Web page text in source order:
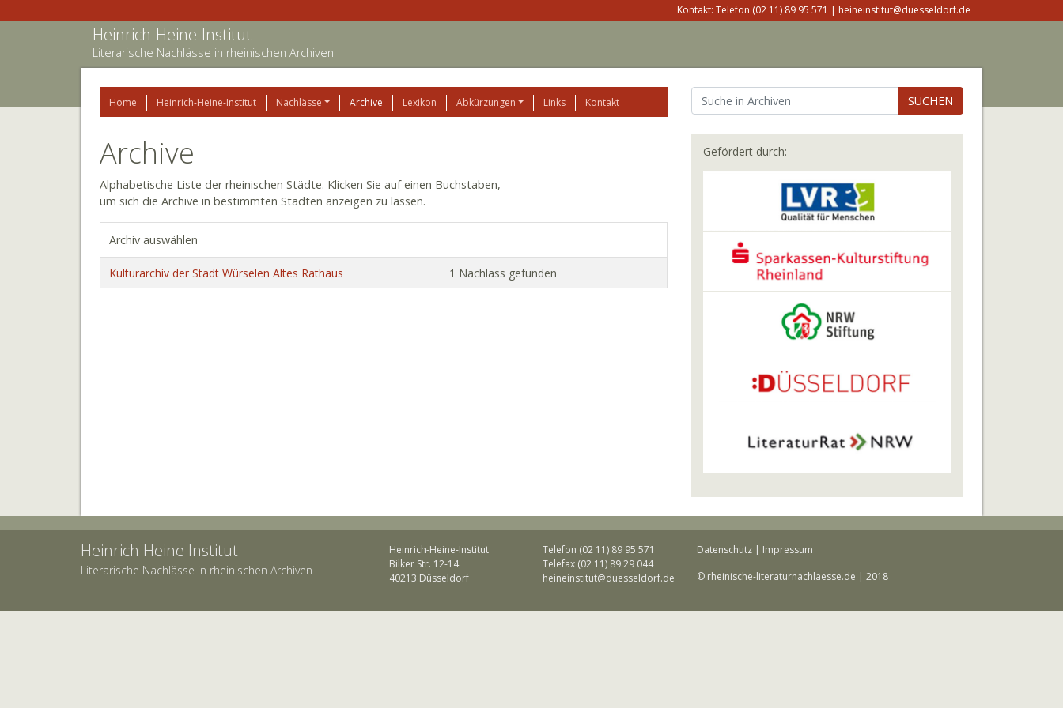
Kontakt: Telefon (02 11) 89 95 571 | heineinstitut@duesseldorf.de
Heinrich-Heine-Institut
Literarische Nachlässe in rheinischen Archiven
Home Heinrich-Heine-Institut Nachlässe Archive Lexikon Abkürzungen Links Kontakt
Archive
Alphabetische Liste der rheinischen Städte. Klicken Sie auf einen Buchstaben,
um sich die Archive in bestimmten Städten anzeigen zu lassen.
Archiv auswählen
Kulturarchiv der Stadt Würselen Altes Rathaus 1 Nachlass gefunden
SUCHEN
Gefördert durch:
Heinrich Heine Institut
Literarische Nachlässe in rheinischen Archiven
Heinrich-Heine-Institut
Bilker Str. 12-14
40213 Düsseldorf
Telefon (02 11) 89 95 571
Telefax (02 11) 89 29 044
heineinstitut@duesseldorf.de
Datenschutz| Impressum
© rheinische-literaturnachlaesse.de | 2018